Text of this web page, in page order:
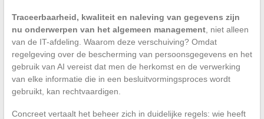
Traceerbaarheid, kwaliteit en naleving van gegevens zijn
nu onderwerpen van het algemeen management, niet alleen
van de IT-afdeling. Waarom deze verschuiving? Omdat
regelgeving over de bescherming van persoonsgegevens en het
gebruik van AI vereist dat men de herkomst en de verwerking
van elke informatie die in een besluitvormingsproces wordt
gebruikt, kan rechtvaardigen.
Concreet vertaalt het beheer zich in duidelijke regels: wie heeft